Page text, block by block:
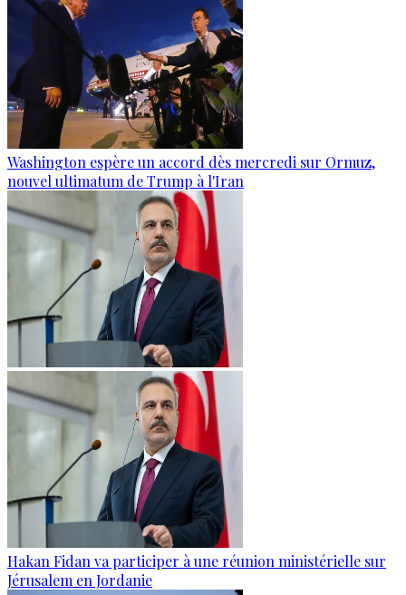
Washington espère un accord dès mercredi sur Ormuz,
nouvel ultimatum de Trump à l'Iran
Hakan Fidan va participer à une réunion ministérielle sur
Jérusalem en Jordanie